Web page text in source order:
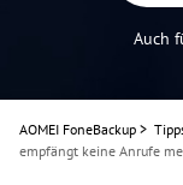
Auch
AOMEI FoneBackup >
empfängt keine Anrufe